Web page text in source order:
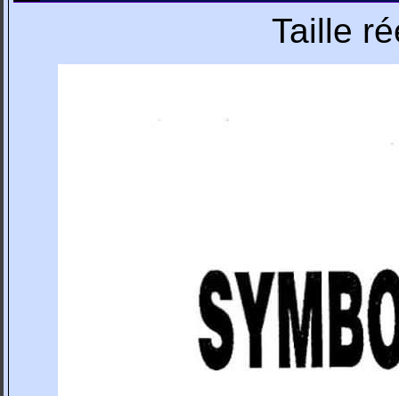
Taille